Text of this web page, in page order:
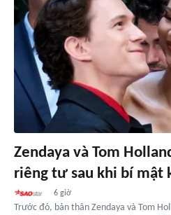
Zendaya và Tom
riêng tư sau khi bí mật
6 giờ
Trước đó, bản thân Zendaya và Tom